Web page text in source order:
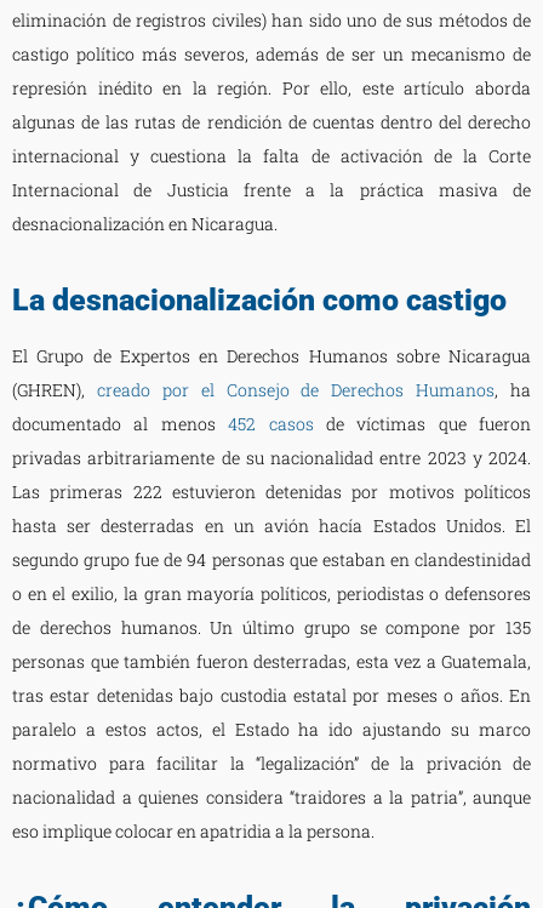
eliminación de registros civiles) han sido uno de sus métodos de
castigo político más severos, además de ser un mecanismo de
represión inédito en la región. Por ello, este artículo aborda
algunas de las rutas de rendición de cuentas dentro del derecho
internacional y cuestiona la falta de activación de la Corte
Internacional de Justicia frente a la práctica masiva de
desnacionalización en Nicaragua.
La desnacionalización como castigo
El Grupo de Expertos en Derechos Humanos sobre Nicaragua
(GHREN), creado por el Consejo de Derechos Humanos, ha
documentado al menos452 casos de víctimas que fueron
privadas arbitrariamente de su nacionalidad entre 2023 y 2024.
Las primeras 222 estuvieron detenidas por motivos políticos
hasta ser desterradas en un avión hacía Estados Unidos. El
segundo grupo fue de 94 personas que estaban en clandestinidad
o en el exilio, la gran mayoría políticos, periodistas o defensores
de derechos humanos. Un último grupo se compone por 135
personas que también fueron desterradas, esta vez a Guatemala,
tras estar detenidas bajo custodia estatal por meses o años. En
paralelo a estos actos, el Estado ha ido ajustando su marco
normativo para facilitar la “legalización” de la privación de
nacionalidad a quienes considera “traidores a la patria”, aunque
eso implique colocar en apatridia a la persona.